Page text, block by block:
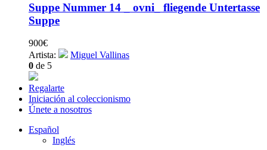
Suppe Nummer 14 _ ovni_ fliegende Untertasse
Suppe
900€
Artista:
Miguel Vallinas
0 de 5
Regalarte
Iniciación al coleccionismo
Únete a nosotros
Español
Inglés